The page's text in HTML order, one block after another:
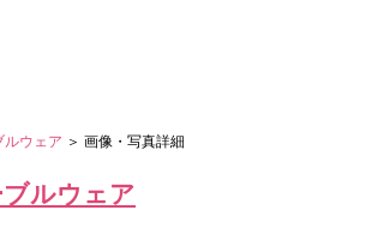
ルウェア ＞ 画像・写真詳細
ルウェア